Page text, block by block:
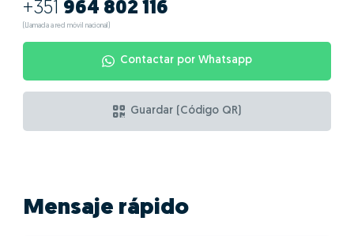
+351 964 802 116
(Llamada a red móvil nacional)
Contactar por Whatsapp
Guardar (Código QR)
Mensaje rápido